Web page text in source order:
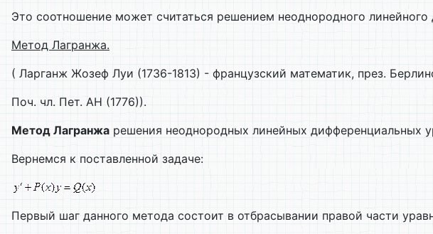
Это соотношение может считаться решением неоднородного
Метод Лагранжа.
( Ларганж Жозеф Луи (1736-1813) - французский математик, през.
Поч. чл. Пет. АН (1776)).
Метод Лагранжа решения неоднородных линейных дифференциальных
Вернемся к поставленной задаче:
Первый шаг данного метода состоит в отбрасывании правой части